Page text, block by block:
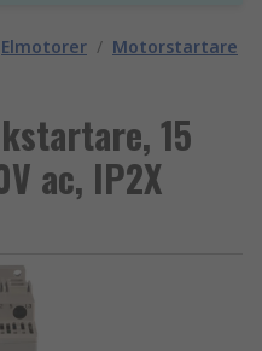
Elmotorer / Motorstartare
15
ac, IP2X